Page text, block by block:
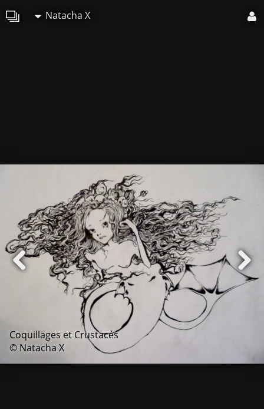
Natacha X
Coquillages et Crustacés
© Natacha X